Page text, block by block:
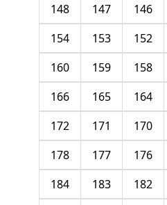
146
147
148
152
153
154
158
159
160
164
165
166
170
171
172
176
177
178
182
183
184